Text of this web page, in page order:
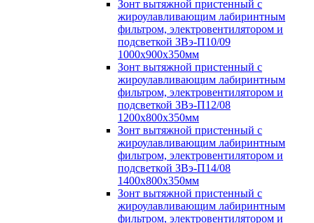
Зонт вытяжной пристенный с
жироулавливающим лабиринтным
фильтром, электровентилятором и
подсветкой ЗВэ-П10/09
1000х900х350мм
Зонт вытяжной пристенный с
жироулавливающим лабиринтным
фильтром, электровентилятором и
подсветкой ЗВэ-П12/08
1200х800х350мм
Зонт вытяжной пристенный с
жироулавливающим лабиринтным
фильтром, электровентилятором и
подсветкой ЗВэ-П14/08
1400х800х350мм
Зонт вытяжной пристенный с
жироулавливающим лабиринтным
фильтром, электровентилятором и